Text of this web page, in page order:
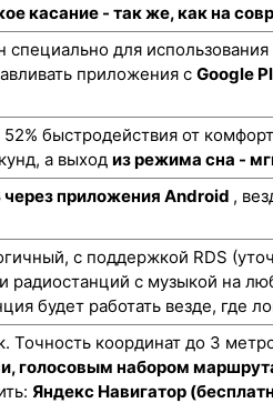
касание - так же, как на
специально для использования
приложения с Google
быстродействия от
а выход из режима сна -
через приложения Android ,
с поддержкой RDS
радиостанций с музыкой на
будет работать везде, где
координат до 3
голосовым набором
Яндекс Навигатор